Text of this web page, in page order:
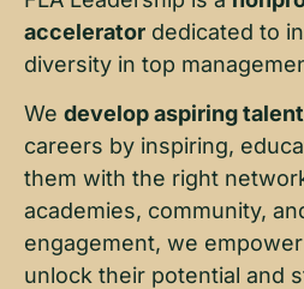
accelerator dedicated to
diversity in top
We develop aspiring
careers by inspiring,
them with the right
academies, community,
engagement, we
unlock their potential and